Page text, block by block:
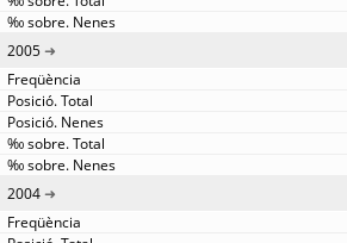
2005
2004